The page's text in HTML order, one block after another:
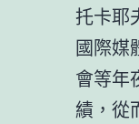
托卡耶
國際媒
會等年
績，從